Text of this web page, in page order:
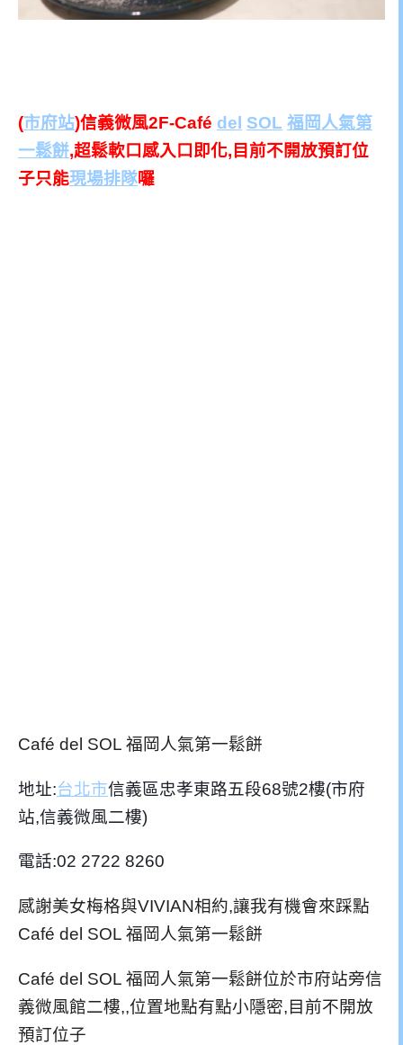
(市府站)信義微風2F-Café del SOL 福岡人氣第
一鬆餅,超鬆軟口感入口即化,目前不開放預訂位
子只能現場排隊囉
Café del SOL 福岡人氣第一鬆餅
地址:台北市信義區忠孝東路五段68號2樓(市府
站,信義微風二樓)
電話:02 2722 8260
感謝美女梅格與VIVIAN相約,讓我有機會來踩點
Café del SOL 福岡人氣第一鬆餅
Café del SOL 福岡人氣第一鬆餅位於市府站旁信
義微風館二樓,,位置地點有點小隱密,目前不開放
預訂位子